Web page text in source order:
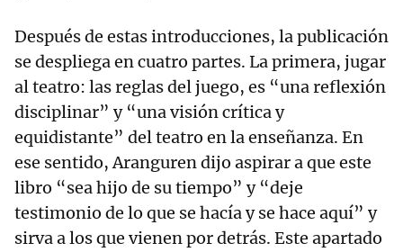
Después de estas introducciones, la publicación
se despliega en cuatro partes. La primera, jugar
al teatro: las reglas del juego, es “una reflexión
disciplinar” y “una visión crítica y
equidistante” del teatro en la enseñanza. En
ese sentido, Aranguren dijo aspirar a que este
libro “sea hijo de su tiempo” y “deje
testimonio de lo que se hacía y se hace aquí” y
sirva a los que vienen por detrás. Este apartado